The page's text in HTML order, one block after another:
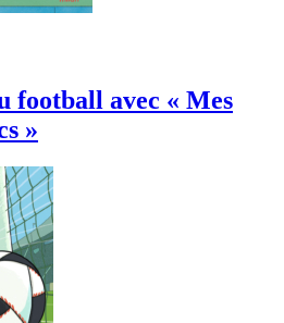
football avec « Mes
»